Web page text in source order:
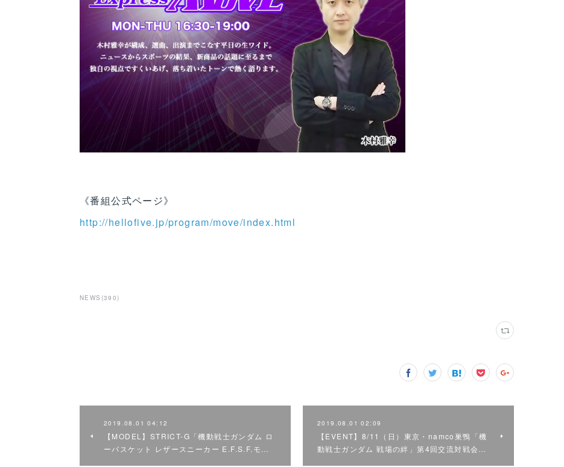
《番組公式ページ》
http://hellofive.jp/program/move/index.html
NEWS (390)
2019.08.01 04:12
【MODEL】STRICT-G「機動戦士ガンダム ロ
ーバスケット レザースニーカー E.F.S.F.モ…
2019.08.01 02:09
【EVENT】8/11（日）東京・namco巣鴨「機
動戦士ガンダム 戦場の絆」第4回交流対戦会…